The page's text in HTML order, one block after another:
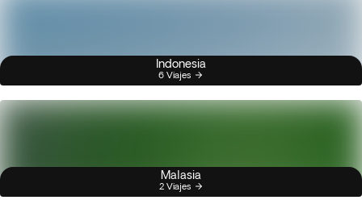
Indonesia
6 Viajes
Malasia
2 Viajes